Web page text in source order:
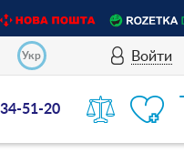
Укр Войти
51-20